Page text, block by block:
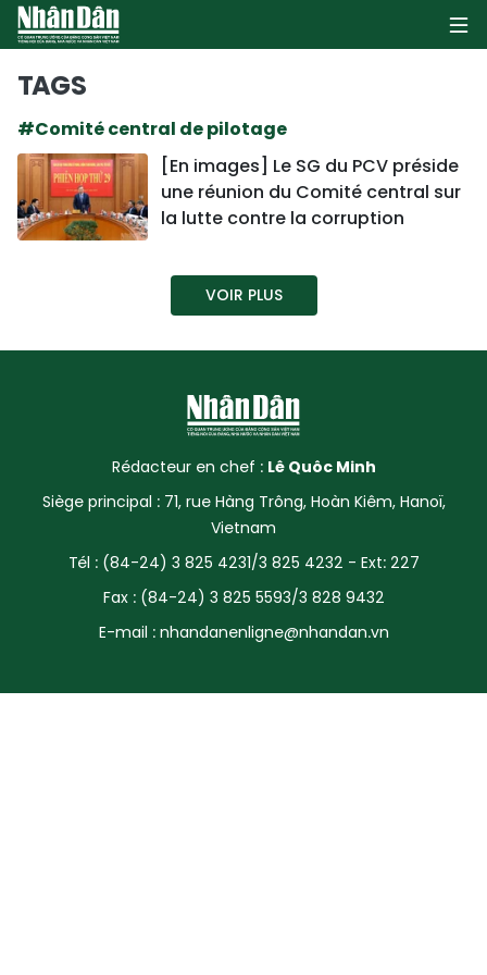
POLITIQUE
SOCIÉTÉ
CULTURE
TOURISME
ENVIRONNEMENT
SPORT
FRANCOPHONIE
TAGS
#Comité central de pilotage
[En images] Le SG du PCV préside
une réunion du Comité central sur
la lutte contre la corruption
VOIR PLUS
Rédacteur en chef : Lê Quôc Minh
Siège principal : 71, rue Hàng Trông, Hoàn Kiêm, Hanoï,
Vietnam
Tél : (84-24) 3 825 4231/3 825 4232 - Ext: 227
Fax : (84-24) 3 825 5593/3 828 9432
E-mail : nhandanenligne@nhandan.vn